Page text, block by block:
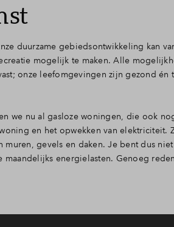
duurzame gebiedsontwikkeling kan
mogelijk te maken. Alle
onze leefomgevingen zijn gezond
we nu al gasloze woningen, die ook
en het opwekken van
muren, gevels en daken. Je bent dus
maandelijks energielasten. Genoeg